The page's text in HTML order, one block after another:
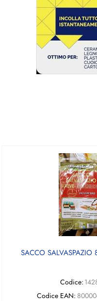
SACCO SALVASPAZIO
Codice:
Codice EAN: